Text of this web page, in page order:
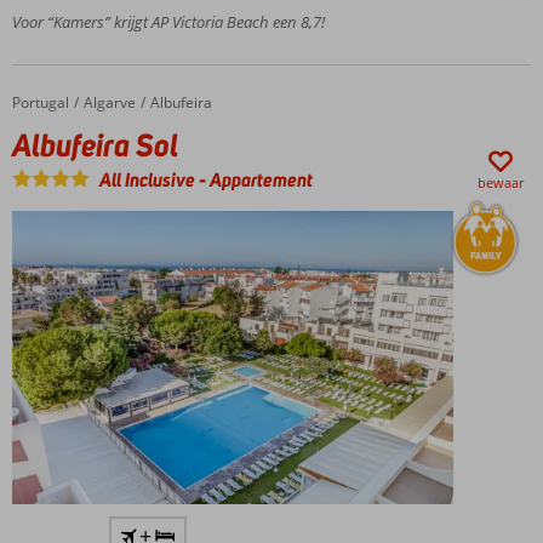
activiteiten
en oud
All
ook
mogelijk
Voor “Kamers” krijgt AP Victoria Beach een 8,7!
Home
Portugal Algarve Albufeira
Albufeira Sol
Albufeira Sol
All Inclusive-Appartement bewaar
Fantastisch
+